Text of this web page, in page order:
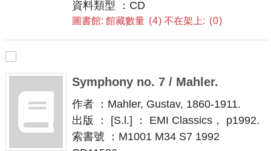
資料類型 ：CD
圖書館: 館藏數量 4 不在架上: 0
Symphony no. 7 / Mahler.
作者 ：Mahler, Gustav, 1860-1911.
出版 ： [S.l.] ： EMI Classics， p1992.
索書號 ：M1001 M34 S7 1992